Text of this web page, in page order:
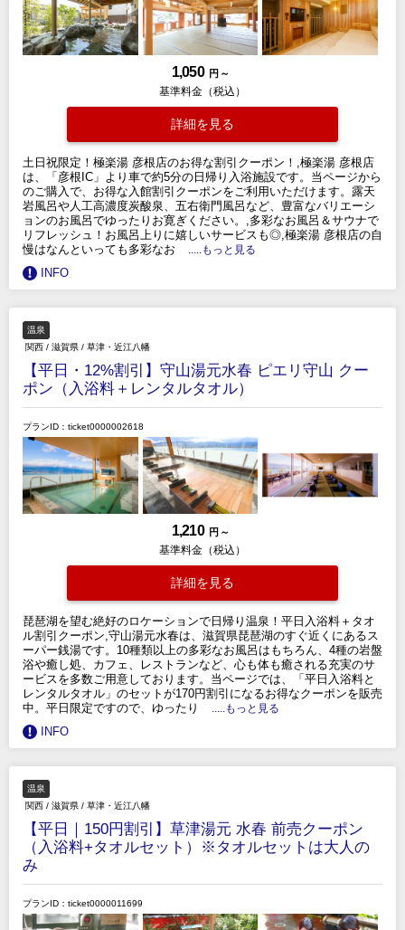
1,050 円 ～
基準料金（税込）
詳細を見る
土日祝限定！極楽湯 彦根店のお得な割引クーポン！,極楽湯 彦根店
は、「彦根IC」より車で約5分の日帰り入浴施設です。当ページから
のご購入で、お得な入館割引クーポンをご利用いただけます。露天
岩風呂や人工高濃度炭酸泉、五右衛門風呂など、豊富なバリエーシ
ョンのお風呂でゆったりお寛ぎください。,多彩なお風呂＆サウナで
リフレッシュ！お風呂上りに嬉しいサービスも◎,極楽湯 彦根店の自
慢はなんといっても多彩なお
.....もっと見る
INFO
温泉
関西 / 滋賀県 / 草津・近江八幡
【平日・12%割引】守山湯元水春 ピエリ守山 クー
ポン（入浴料＋レンタルタオル）
プランID：ticket0000002618
1,210 円 ～
基準料金（税込）
詳細を見る
琵琶湖を望む絶好のロケーションで日帰り温泉！平日入浴料＋タオ
ル割引クーポン,守山湯元水春は、滋賀県琵琶湖のすぐ近くにあるス
ーパー銭湯です。10種類以上の多彩なお風呂はもちろん、4種の岩盤
浴や癒し処、カフェ、レストランなど、心も体も癒される充実のサ
ービスを多数ご用意しております。当ページでは、「平日入浴料と
レンタルタオル」のセットが170円割引になるお得なクーポンを販売
中。平日限定ですので、ゆったり
.....もっと見る
INFO
温泉
関西 / 滋賀県 / 草津・近江八幡
【平日｜150円割引】草津湯元 水春 前売クーポン
（入浴料+タオルセット）※タオルセットは大人の
み
プランID：ticket0000011699